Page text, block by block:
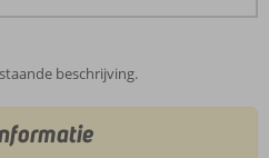
beschrijving.